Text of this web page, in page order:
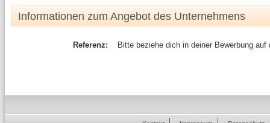
Informationen zum Angebot des Unternehmens
Referenz: Bitte beziehe dich in deiner Bewerbung auf